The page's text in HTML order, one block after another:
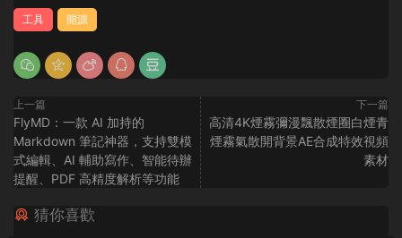
工具 開源
上一篇
FlyMD：一款 AI 加持的
Markdown 筆記神器，支持雙模
式編輯、AI 輔助寫作、智能待辦
提醒、PDF 高精度解析等功能
下一篇
高清4K煙霧彌漫飄散煙圈白煙青
煙霧氣散開背景AE合成特效視頻
素材
猜你喜歡